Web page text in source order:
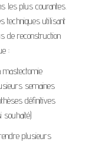
les plus courantes.
techniques utilisant
de reconstruction
:
semaines
définitives
souhaité)
plusieurs